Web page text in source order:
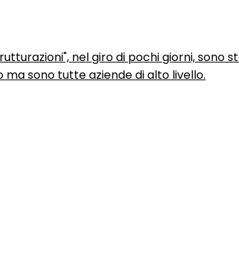
nel giro di pochi giorni,
sono tutte aziende di alto livello.